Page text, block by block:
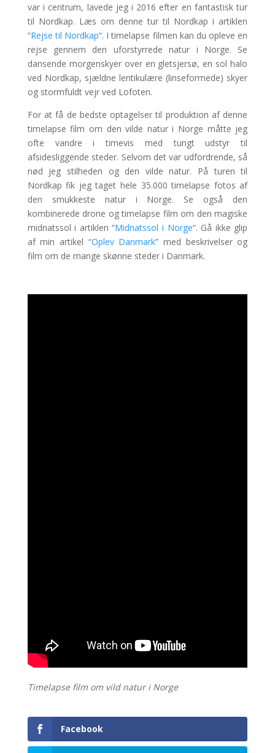
var i centrum, lavede jeg i 2016 efter en fantastisk tur
til Nordkap. Læs om denne tur til Nordkap i artiklen
“Rejse til Nordkap“. I timelapse filmen kan du opleve en
rejse gennem den uforstyrrede natur i Norge. Se
dansende morgenskyer over en gletsjersø, en sol halo
ved Nordkap, sjældne lentikulære (linseformede) skyer
og stormfuldt vejr ved Lofoten.
For at få de bedste optagelser til produktion af denne
timelapse film om den vilde natur i Norge måtte jeg
ofte vandre i timevis med tungt udstyr til
afsidesliggende steder. Selvom det var udfordrende, så
nød jeg stilheden og den vilde natur. På turen til
Nordkap fik jeg taget hele 35.000 timelapse fotos af
den smukkeste natur i Norge. Se også den
kombinerede drone og timelapse film om den magiske
midnatssol i artiklen “Midnatssol i Norge“. Gå ikke glip
af min artikel “Oplev Danmark” med beskrivelser og
film om de mange skønne steder i Danmark.
Timelapse film om vild natur i Norge
Facebook